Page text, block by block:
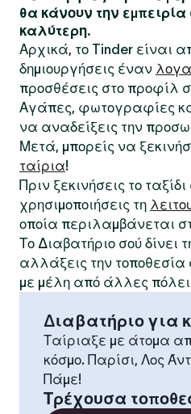
θα κάνουν την
καλύτερη.
Αρχικά, το Tinder είναι
δημιουργήσεις έναν
προσθέσεις στο προφίλ
Αγάπες, φωτογραφίες
να αναδείξεις την
Μετά, μπορείς να
ταίρια!
Πριν ξεκινήσεις το
χρησιμοποιήσεις τη
οποία περιλαμβάνεται
Το Διαβατήριο σού δίνει
αλλάξεις την τοποθεσία
με μέλη από άλλες
Διαβατήριο για
Ταίριαξε με άτομα
κόσμο. Παρίσι, Λος
Πάμε!
Τρέχουσα